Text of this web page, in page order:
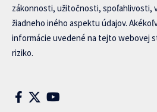
zákonnosti, užitočnosti, spoľahlivosti,
žiadneho iného aspektu údajov.
informácie uvedené na tejto webovej
riziko.